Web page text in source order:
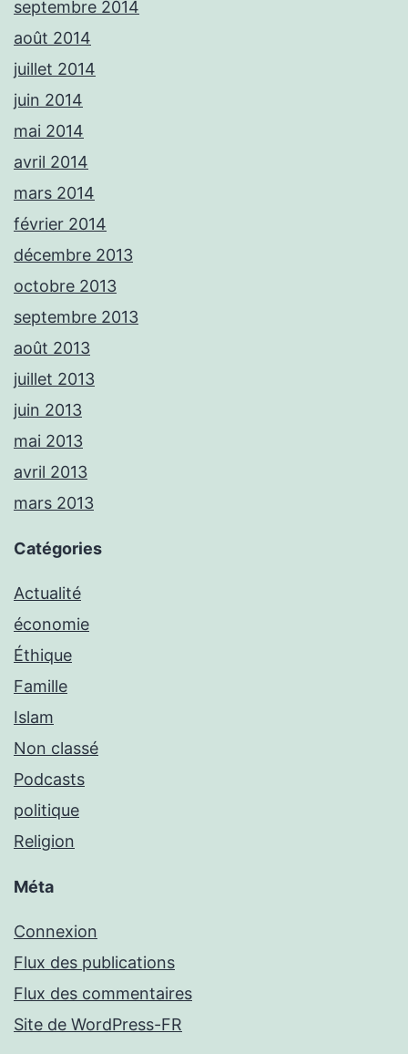
septembre 2014
août 2014
juillet 2014
juin 2014
mai 2014
avril 2014
mars 2014
février 2014
décembre 2013
octobre 2013
septembre 2013
août 2013
juillet 2013
juin 2013
mai 2013
avril 2013
mars 2013
Catégories
Actualité
économie
Éthique
Famille
Islam
Non classé
Podcasts
politique
Religion
Méta
Connexion
Flux des publications
Flux des commentaires
Site de WordPress-FR